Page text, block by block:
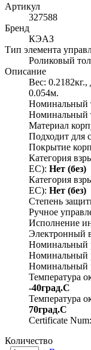
Артикул
327588
Бренд
КЭАЗ
Тип элемента
Роликовый
Описание
Вес:
0.054м.
Номинальный
Номинальный
Материал
Подходит для
Покрытие
Категория
ЕС): Нет (без)
Категория
ЕС): Нет (без)
Степень
Ручное
Исполнение
Электронный
Номинальный
Номинальный
Номинальный
Температура
-40град.C
Температура
70град.C
Certificate Num:
Количество